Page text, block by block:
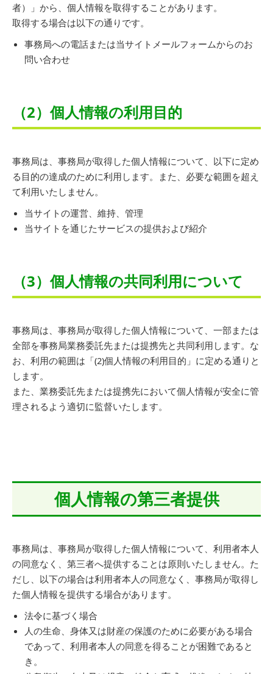
者）」から、個人情報を取得することがあります。
取得する場合は以下の通りです。
事務局への電話または当サイトメールフォームからのお
問い合わせ
（2）個人情報の利用目的
事務局は、事務局が取得した個人情報について、以下に定め
る目的の達成のために利用します。また、必要な範囲を超え
て利用いたしません。
当サイトの運営、維持、管理
当サイトを通じたサービスの提供および紹介
（3）個人情報の共同利用について
事務局は、事務局が取得した個人情報について、一部または
全部を事務局業務委託先または提携先と共同利用します。な
お、利用の範囲は「(2)個人情報の利用目的」に定める通りと
します。
また、業務委託先または提携先において個人情報が安全に管
理されるよう適切に監督いたします。
個人情報の第三者提供
事務局は、事務局が取得した個人情報について、利用者本人
の同意なく、第三者へ提供することは原則いたしません。た
だし、以下の場合は利用者本人の同意なく、事務局が取得し
た個人情報を提供する場合があります。
法令に基づく場合
人の生命、身体又は財産の保護のために必要がある場合
であって、利用者本人の同意を得ることが困難であると
き。